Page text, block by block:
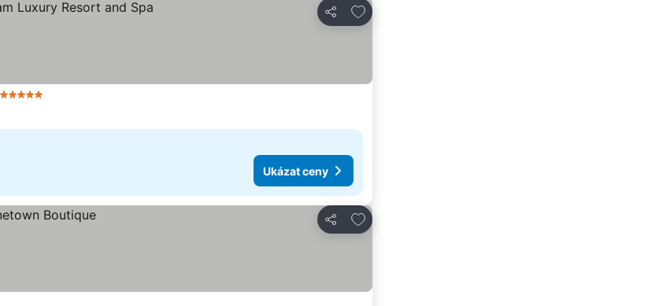
Sdílet
Přidat na seznam oblíbených hotelů
5 Počet hvězdiček
Ukázat ceny
Sdílet
Přidat na seznam oblíbených hotelů